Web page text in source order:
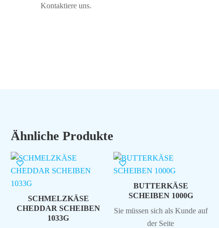
Kontaktiere uns.
Ähnliche Produkte
SCHMELZKÄSE
CHEDDAR SCHEIBEN
1033G
BUTTERKÄSE
SCHEIBEN 1000G
Sie müssen sich als Kunde auf
der Seite